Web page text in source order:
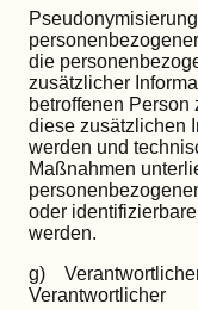
die
zusätzlicher
betroffenen Person
diese zusätzlichen
werden und
Maßnahmen
oder
werden.
g)
Verantwortlicher